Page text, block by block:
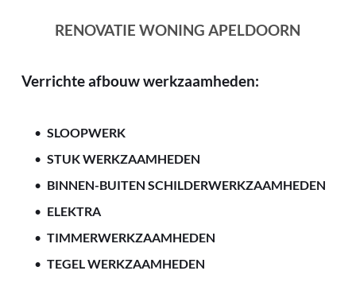
RENOVATIE WONING APELDOORN
Verrichte afbouw werkzaamheden:
SLOOPWERK
STUK WERKZAAMHEDEN
BINNEN-BUITEN SCHILDERWERKZAAMHEDEN
ELEKTRA
TIMMERWERKZAAMHEDEN
TEGEL WERKZAAMHEDEN